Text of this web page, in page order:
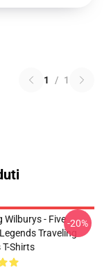
1 / 1
Wilburys - Five
Traveling
Shirts
-20%